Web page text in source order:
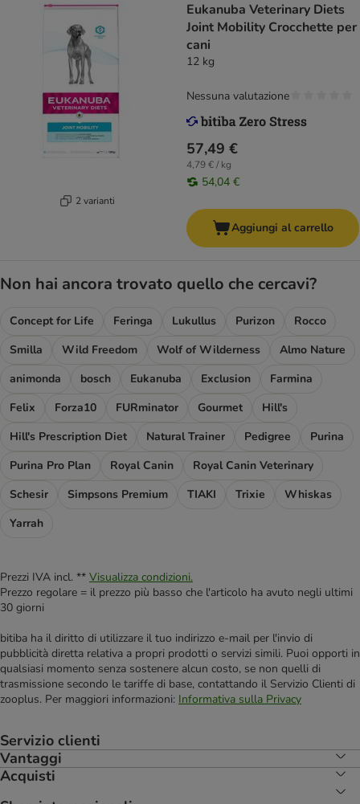
2 varianti
Eukanuba Veterinary Diets
Joint Mobility Crocchette per
cani
12 kg
57,49 €
4,79 € / kg
54,04 €
Nessuna valutazione
Aggiungi al carrello
Non hai ancora trovato quello che cercavi?
Concept for Life Feringa Lukullus Purizon
Rocco
Smilla
Wild Freedom Wolf of Wilderness
Almo Nature
animonda
bosch Eukanuba Exclusion
Farmina
Felix
Forza10 FURminator Gourmet
Hill's
Hill's Prescription Diet
Natural Trainer Pedigree
Purina
Purina Pro Plan
Royal Canin
Royal Canin Veterinary
Schesir
Simpsons Premium TIAKI Trixie
Whiskas
Yarrah
Prezzi IVA incl. ** Visualizza condizioni.
Prezzo regolare = il prezzo più basso che l'articolo ha avuto negli ultimi
30 giorni
bitiba ha il diritto di utilizzare il tuo indirizzo e-mail per l'invio di
pubblicità diretta relativa a propri prodotti o servizi simili. Puoi opporti in
qualsiasi momento senza sostenere alcun costo, se non quelli di
trasmissione secondo le tariffe di base, contattando il Servizio Clienti di
zooplus. Per maggiori informazioni: Informativa sulla Privacy
Servizio clienti
Vantaggi
Acquisti